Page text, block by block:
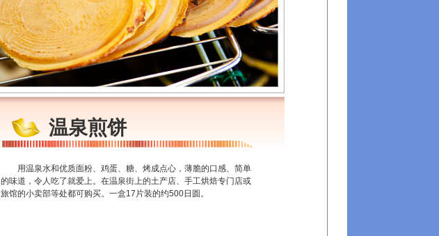
温泉煎饼
用温泉水和优质面粉、鸡蛋、糖、烤成点心，薄脆的口感、简单
的味道，令人吃了就爱上。在温泉街上的土产店、手工烘焙专门店或
旅馆的小卖部等处都可购买。一盒17片装的约500日圆。